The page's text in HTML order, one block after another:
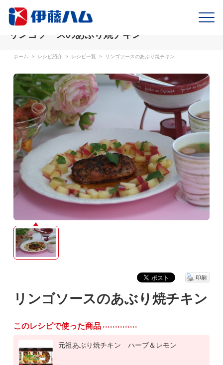
リンゴソースのあぶり焼チキン
ホーム > レシピ紹介 > レシピ一覧 > リンゴソースのあぶり焼チキン
リンゴソースのあぶり焼チキン
印刷
このレシピで使った商品
元祖あぶり焼チキン ハーブ＆レモン